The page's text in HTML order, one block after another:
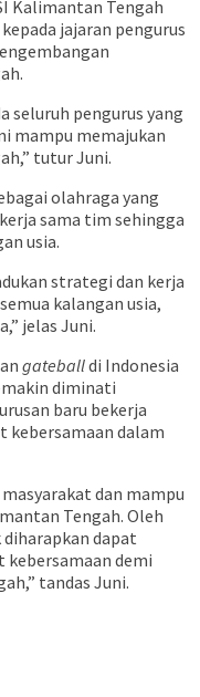
Kalimantan Tengah
jajaran pengurus
seluruh pengurus yang
mampu memajukan
tutur Juni.
olahraga yang
sama tim sehingga
usia.
strategi dan kerja
kalangan usia,
jelas Juni.
gateballdi Indonesia
diminati
baru bekerja
kebersamaan dalam
dan mampu
Tengah. Oleh
dapat
kebersamaan demi
tandas Juni.